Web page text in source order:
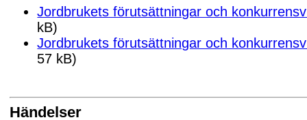
Jordbrukets förutsättningar och
kB)
Jordbrukets förutsättningar och
57 kB)
Händelser